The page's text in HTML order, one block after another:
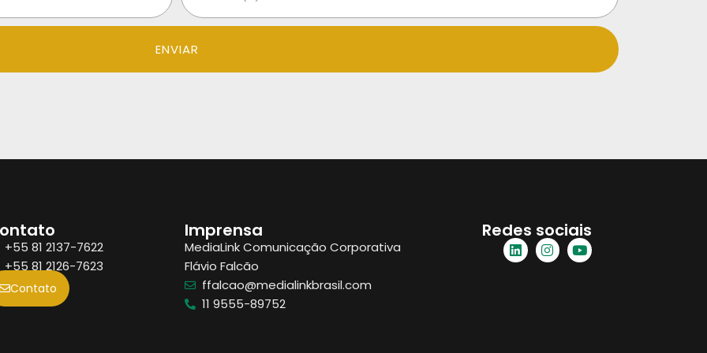
ENVIAR
+55 81 2137-7622
+55 81 2126-7623
Contato
Imprensa
MediaLink Comunicação Corporativa
Flávio Falcão
ffalcao@medialinkbrasil.com
11 9555-89752
Redes sociais